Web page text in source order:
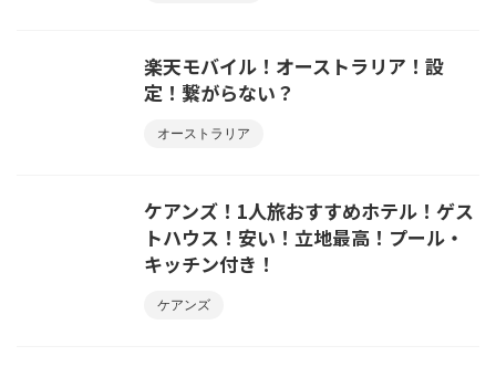
楽天モバイル！オーストラリア！設
定！繋がらない？
オーストラリア
ケアンズ！1人旅おすすめホテル！ゲス
トハウス！安い！立地最高！プール・
キッチン付き！
ケアンズ